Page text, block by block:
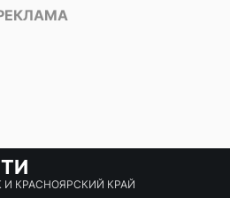
И КРАСНОЯРСКИЙ КРАЙ